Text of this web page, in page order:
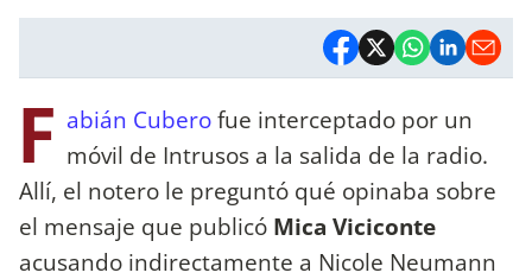
F abián Cuberofue interceptado por un
móvil de Intrusos a la salida de la radio.
Allí, el notero le preguntó qué opinaba sobre
el mensaje que publicó Mica Viciconte
acusando indirectamente a Nicole Neumann